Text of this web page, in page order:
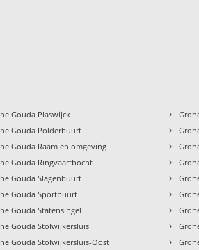
Gouda Plaswijck
Gouda Polderbuurt
Gouda Raam en omgeving
Gouda Ringvaartbocht
Gouda Slagenbuurt
Gouda Sportbuurt
Gouda Statensingel
Gouda Stolwijkersluis
Gouda Stolwijkersluis-Oost
›
›
›
›
›
›
›
›
›